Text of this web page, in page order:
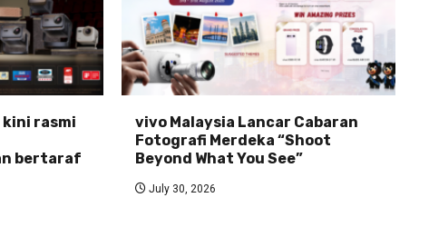
kini rasmi
bertaraf
vivo Malaysia Lancar Cabaran
Fotografi Merdeka “Shoot
Beyond What You See”
July 30, 2026